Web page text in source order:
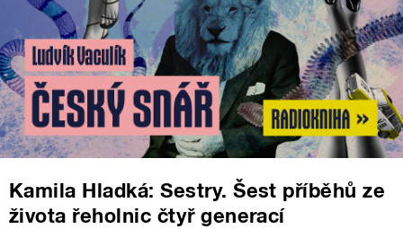
Kamila Hladká: Sestry. Šest příběhů ze
života řeholnic čtyř generací